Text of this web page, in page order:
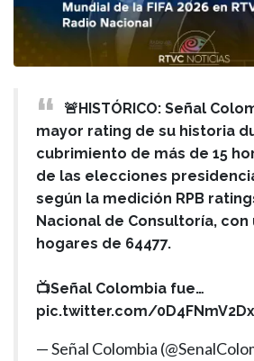
🚨HISTÓRICO: Señal
mayor rating de su historia
cubrimiento de más de 15
de las elecciones
según la medición RPB
Nacional de Consultoría, con
hogares de 64477.
📺Señal Colombia fue…
pic.twitter.com/0D4FNmV2Dx
— Señal Colombia